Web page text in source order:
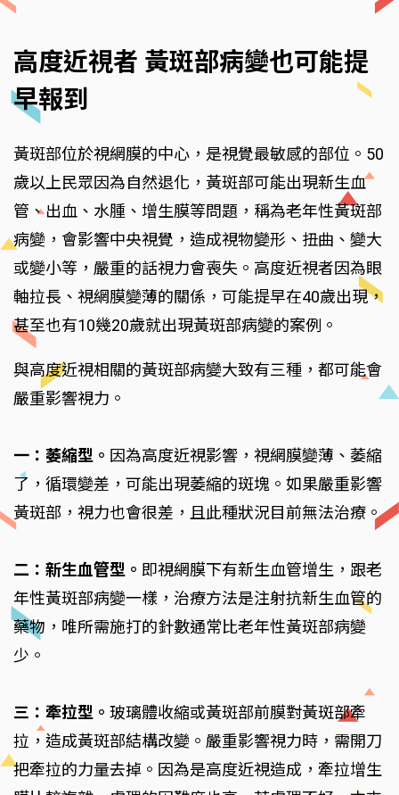
高度近視者 黃斑部病變也可能提
早報到
黃斑部位於視網膜的中心，是視覺最敏感的部位。50
歲以上民眾因為自然退化，黃斑部可能出現新生血
管、出血、水腫、增生膜等問題，稱為老年性黃斑部
病變，會影響中央視覺，造成視物變形、扭曲、變大
或變小等，嚴重的話視力會喪失。高度近視者因為眼
軸拉長、視網膜變薄的關係，可能提早在40歲出現，
甚至也有10幾20歲就出現黃斑部病變的案例。
與高度近視相關的黃斑部病變大致有三種，都可能會
嚴重影響視力。
一：萎縮型。 因為高度近視影響，視網膜變薄、萎縮
了，循環變差，可能出現萎縮的斑塊。如果嚴重影響
黃斑部，視力也會很差，且此種狀況目前無法治療。
二：新生血管型。 即視網膜下有新生血管增生，跟老
年性黃斑部病變一樣，治療方法是注射抗新生血管的
藥物，唯所需施打的針數通常比老年性黃斑部病變
少。
三：牽拉型。 玻璃體收縮或黃斑部前膜對黃斑部牽
拉，造成黃斑部結構改變。嚴重影響視力時，需開刀
把牽拉的力量去掉。因為是高度近視造成，牽拉增生